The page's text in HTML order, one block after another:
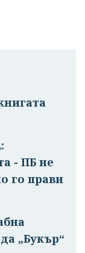
- ПБ не
го прави
„Букър“